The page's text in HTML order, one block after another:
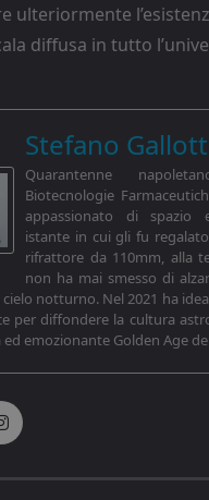
ulteriormente
diffusa in tutto
Stefano
Quarantenne
Biotecnologie
appassionato di spazio
istante in cui gli fu
rifrattore da 110mm, alla
non ha mai smesso di
cielo notturno. Nel 2021 ha
per diffondere la cultura
emozionante Golden Age